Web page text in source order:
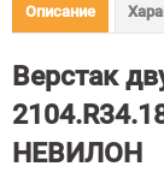
Описание
Верстак
НЕВИЛОН